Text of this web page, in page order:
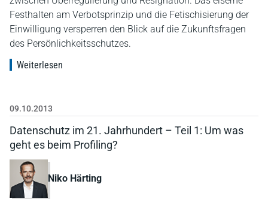
Festhalten am Verbotsprinzip und die Fetischisierung der
Einwilligung versperren den Blick auf die Zukunftsfragen
des Persönlichkeitsschutzes.
Weiterlesen
09.10.2013
Datenschutz im 21. Jahrhundert – Teil 1: Um was
geht es beim Profiling?
Niko Härting